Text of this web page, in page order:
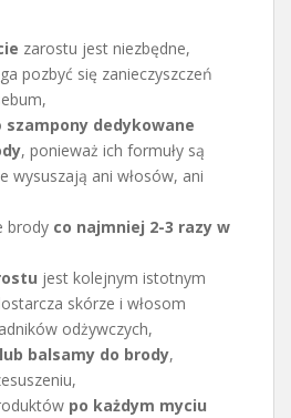
zarostu jest niezbędne,
pozbyć się zanieczyszczeń
szampony dedykowane
, ponieważ ich formuły są
wysuszają ani włosów, ani
brody co najmniej 2-3 razy w
jest kolejnym istotnym
skórze i włosom
odżywczych,
balsamy do brody,
po każdym myciu